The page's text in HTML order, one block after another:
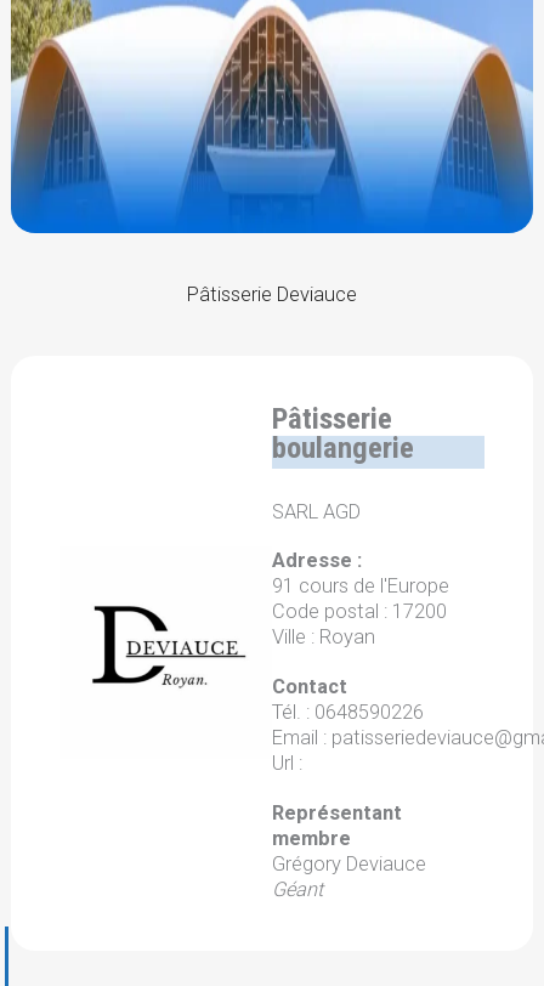
Pâtisserie Deviauce
Pâtisserie
boulangerie
SARL AGD
Adresse :
91 cours de l'Europe
Code postal : 17200
Ville : Royan
Contact
Tél. : 0648590226
Email :
Url :
Représentant
membre
Grégory Deviauce
Géant